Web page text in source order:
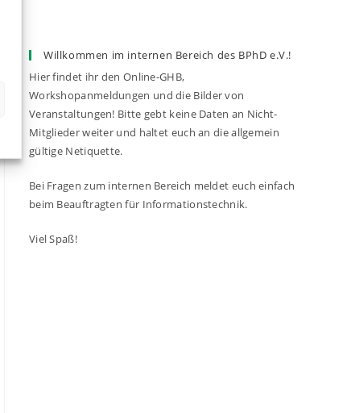
Willkommen im internen Bereich des BPhD e.V.!
Hier findet ihr den Online-GHB,
Workshopanmeldungen und die Bilder von
Veranstaltungen! Bitte gebt keine Daten an Nicht-
Mitglieder weiter und haltet euch an die allgemein
gültige Netiquette.
Bei Fragen zum internen Bereich meldet euch einfach
beim Beauftragten für Informationstechnik.
Viel Spaß!